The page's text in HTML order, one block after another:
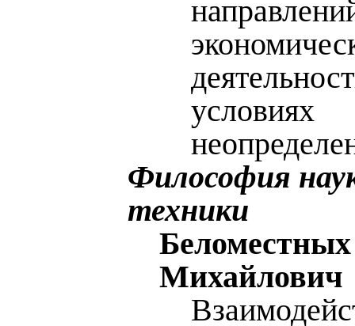
условиях
Философия
техники
Михайлович